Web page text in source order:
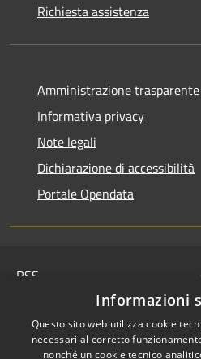
Richiesta assistenza
Amministrazione trasparente
Informativa privacy
Note legali
Dichiarazione di accessibilità
Portale Opendata
RSS
Cookie
Mappa del sito
Informazioni
Questo sito web utilizza cookie
necessari al corretto
nonché un cookie tecnico